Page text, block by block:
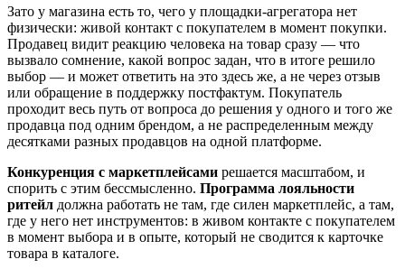
Зато у магазина есть то, чего у площадки-агрегатора нет
физически: живой контакт с покупателем в момент покупки.
Продавец видит реакцию человека на товар сразу — что
вызвало сомнение, какой вопрос задан, что в итоге решило
выбор — и может ответить на это здесь же, а не через отзыв
или обращение в поддержку постфактум. Покупатель
проходит весь путь от вопроса до решения у одного и того же
продавца под одним брендом, а не распределенным между
десятками разных продавцов на одной платформе.
Конкуренция с маркетплейсами решается масштабом, и
спорить с этим бессмысленно. Программа лояльности
ритейл должна работать не там, где силен маркетплейс, а там,
где у него нет инструментов: в живом контакте с покупателем
в момент выбора и в опыте, который не сводится к карточке
товара в каталоге.